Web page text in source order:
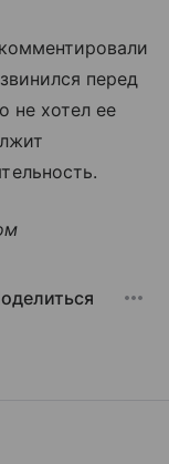
перед
не хотел ее